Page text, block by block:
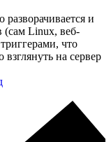
разворачивается и
(сам Linux, веб-
что
взглянуть на сервер